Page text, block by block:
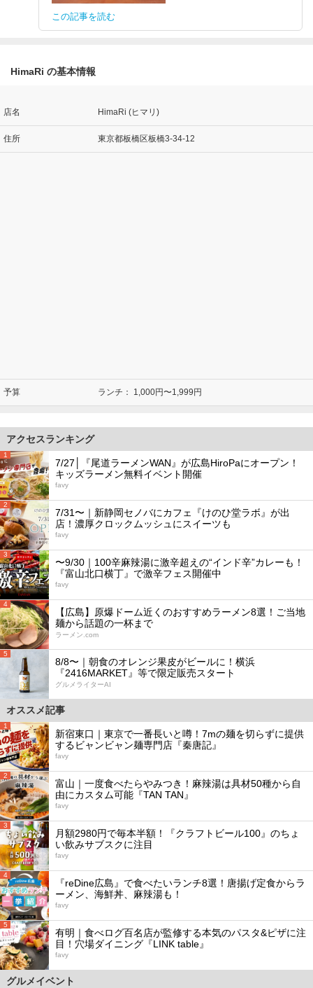
この記事を読む
HimaRi の基本情報
店名 HimaRi (ヒマリ)
住所 東京都板橋区板橋3-34-12
予算 ランチ： 1,000円〜1,999円
アクセスランキング
1
7/27│『尾道ラーメンWAN』が広島HiroPaにオープン！
キッズラーメン無料イベント開催
favy
2
7/31〜｜新静岡セノバにカフェ『けのひ堂ラボ』が出
店！濃厚クロックムッシュにスイーツも
favy
3
〜9/30｜100辛麻辣湯に激辛超えの“インド辛”カレーも！
『富山北口横丁』で激辛フェス開催中
favy
4
【広島】原爆ドーム近くのおすすめラーメン8選！ご当地
麺から話題の一杯まで
ラーメン.com
5
8/8〜｜朝食のオレンジ果皮がビールに！横浜
『2416MARKET』等で限定販売スタート
グルメライターAI
オススメ記事
1
新宿東口｜東京で一番長いと噂！7mの麺を切らずに提供
するビャンビャン麺専門店『秦唐記』
favy
2
富山｜一度食べたらやみつき！麻辣湯は具材50種から自
由にカスタム可能『TAN TAN』
favy
3
月額2980円で毎本半額！『クラフトビール100』のちょ
い飲みサブスクに注目
favy
4
『reDine広島』で食べたいランチ8選！唐揚げ定食からラ
ーメン、海鮮丼、麻辣湯も！
favy
5
有明｜食べログ百名店が監修する本気のパスタ&ピザに注
目！穴場ダイニング『LINK table』
favy
グルメイベント